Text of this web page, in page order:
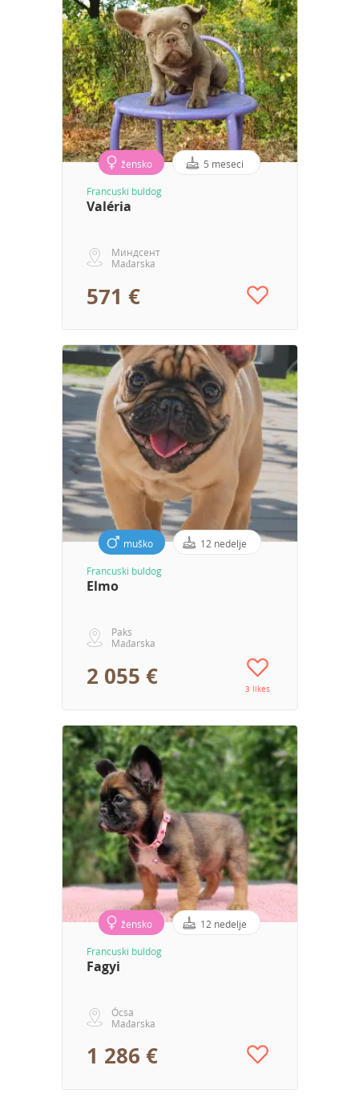
žensko 5 meseci
Francuski buldog
Valéria
Миндсент
Mađarska
571 €
muško 12 nedelje
Francuski buldog
Elmo
Paks
Mađarska
2 055 € 3 likes
žensko 12 nedelje
Francuski buldog
Fagyi
Ócsa
Mađarska
1 286 €